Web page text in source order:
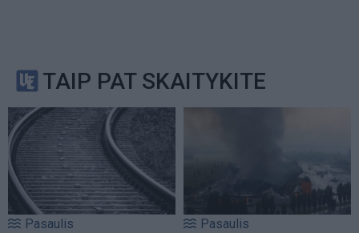
TAIP PAT SKAITYKITE
Pasaulis Pasaulis